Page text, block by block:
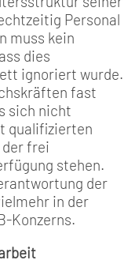
Personal
muss kein
dies
ignoriert wurde.
fast
sich nicht
qualifizierten
frei
stehen.
der
in der
Konzerns.